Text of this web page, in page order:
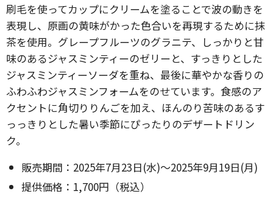
刷毛を使ってカップにクリームを塗ることで波の動きを
表現し、原画の黄味がかった色合いを再現するために抹
茶を使用。グレープフルーツのグラニテ、しっかりと甘
味のあるジャスミンティーのゼリーと、すっきりとした
ジャスミンティーソーダを重ね、最後に華やかな香りの
ふわふわジャスミンフォームをのせています。食感のア
クセントに角切りりんごを加え、ほんのり苦味のあるす
っっきりとした暑い季節にぴったりのデザートドリン
ク。
販売期間：2025年7月23日(水)〜2025年9月19日(月)
提供価格：1,700円（税込）